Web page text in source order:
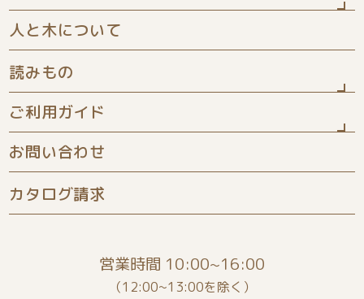
ひな人形
五月人形
きせつ飾り
家具シリーズ
木の名前旗
人と木について
読みもの
お知らせ
商品について
お客様の声
ご利用ガイド
よくある質問
配送について
お問い合わせ
カタログ請求
営業時間 10:00~16:00
（12:00~13:00を除く）